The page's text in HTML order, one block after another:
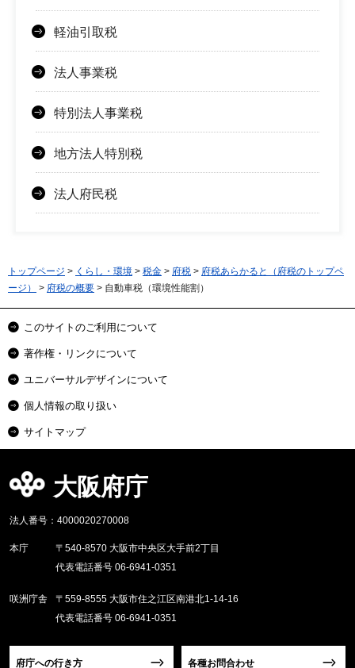
軽油引取税
法人事業税
特別法人事業税
地方法人特別税
法人府民税
トップページ > くらし・環境 > 税金 > 府税 > 府税あらかると（府税のトップペ
ージ）
> 府税の概要 > 自動車税（環境性能割）
このサイトのご利用について
著作権・リンクについて
ユニバーサルデザインについて
個人情報の取り扱い
サイトマップ
大阪府庁
法人番号：4000020270008
本庁
〒540-8570 大阪市中央区大手前2丁目
代表電話番号 06-6941-0351
咲洲庁舎
〒559-8555 大阪市住之江区南港北1-14-16
代表電話番号 06-6941-0351
府庁への行き方 各種お問合わせ